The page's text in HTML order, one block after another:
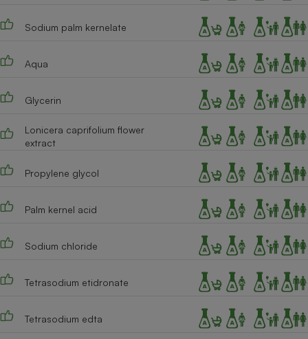
Sodium palm kernelate
Aqua
Glycerin
Lonicera caprifolium flower
extract
Propylene glycol
Palm kernel acid
Sodium chloride
Tetrasodium etidronate
Tetrasodium edta
Lave-linge
Plaque de cuisson à
induction
Climatiseur -
Téléphone mobile -
Smartphone
Radiateur électrique
Climatiseur -
Ventilateur
Antimoustique